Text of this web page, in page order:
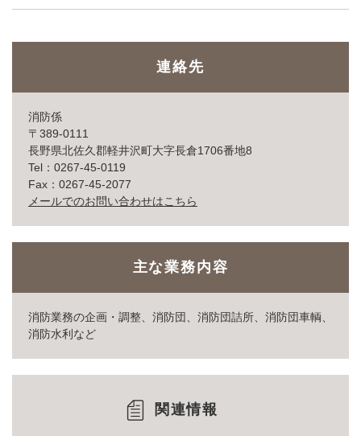
連絡先
消防係
〒389-0111
長野県北佐久郡軽井沢町大字長倉1706番地8
Tel：0267-45-0119
Fax：0267-45-2077
メールでのお問い合わせはこちら
主な業務内容
消防業務の企画・調整、消防団、消防団詰所、消防団車輌、
消防水利など
関連情報